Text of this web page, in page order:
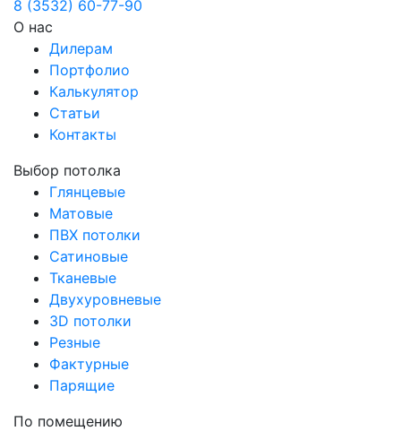
8 (3532) 60-77-90
О нас
Дилерам
Портфолио
Калькулятор
Статьи
Контакты
Выбор потолка
Глянцевые
Матовые
ПВХ потолки
Сатиновые
Тканевые
Двухуровневые
3D потолки
Резные
Фактурные
Парящие
По помещению